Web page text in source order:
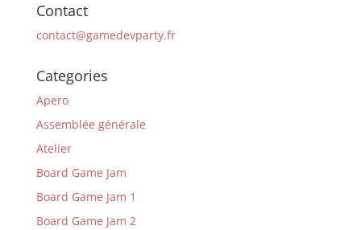
Contact
contact@gamedevparty.fr
Categories
Apero
Assemblée générale
Atelier
Board Game Jam
Board Game Jam 1
Board Game Jam 2